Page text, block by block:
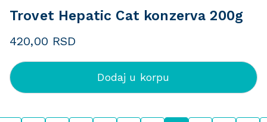
Trovet Hepatic Cat konzerva 200g
420,00 RSD
Dodaj u korpu